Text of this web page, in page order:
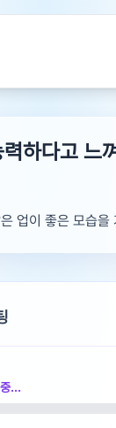
하다고 느
업이 좋은 모습을
년 뒤에 법인 형태
살려보세요.
gg_vajra?
...